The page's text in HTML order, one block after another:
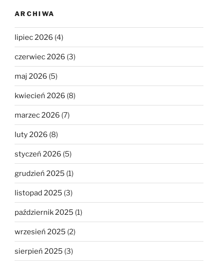
ARCHIWA
lipiec 2026 (4)
czerwiec 2026 (3)
maj 2026 (5)
kwiecień 2026 (8)
marzec 2026 (7)
luty 2026 (8)
styczeń 2026 (5)
grudzień 2025 (1)
listopad 2025 (3)
październik 2025 (1)
wrzesień 2025 (2)
sierpień 2025 (3)